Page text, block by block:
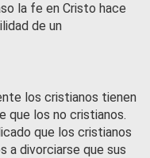
la fe en Cristo hace
de un
los cristianos tienen
que los no cristianos.
que los cristianos
a divorciarse que sus